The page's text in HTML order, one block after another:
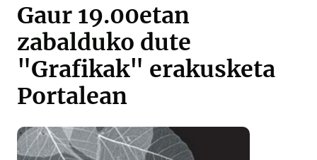
Gaur 19.00etan
zabalduko dute
"Grafikak" erakusketa
Portalean